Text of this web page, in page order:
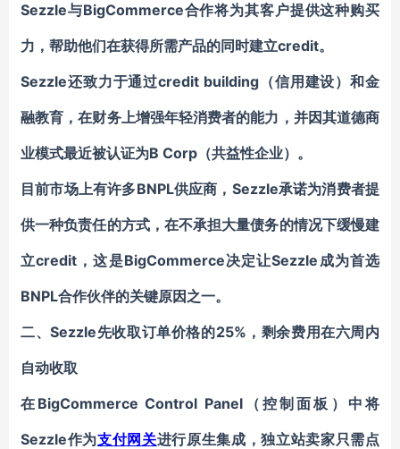
Sezzle与BigCommerce合作将为其客户提供这种购买
力，帮助他们在获得所需产品的同时建立credit。
Sezzle还致力于通过credit building（信用建设）和金
融教育，在财务上增强年轻消费者的能力，并因其道德商
业模式最近被认证为B Corp（共益性企业）。
目前市场上有许多BNPL供应商，Sezzle承诺为消费者提
供一种负责任的方式，在不承担大量债务的情况下缓慢建
立credit，这是BigCommerce决定让Sezzle成为首选
BNPL合作伙伴的关键原因之一。
二、Sezzle先收取订单价格的25%， 剩余费用在六周 内
自动收取
在 BigCommerce Control Panel（控制面板）中将
Sezzle作为支付网关进行原生集成，独立站卖家只需点